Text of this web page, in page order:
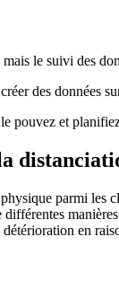
le suivi des
des données
pouvez et
parmi
en